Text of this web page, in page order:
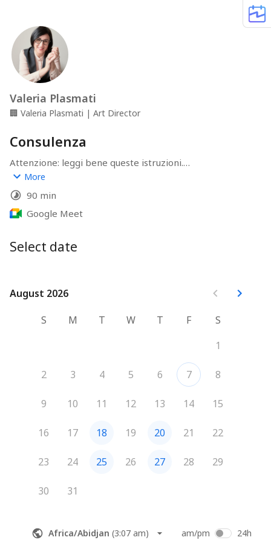
Valeria Plasmati
🏢 Valeria Plasmati | Art Director
Consulenza
Attenzione: leggi bene queste istruzioni.
Compila il form nel modo più esaustivo possibile, così
potremo ottimizzare al massimo il nostro tempo
insieme.
Il valore della consulenza è di 150€. Nel momento in cui
fisserai la data per la nostra consulenza, riceverai da
La consulenza sarà confermata solo a pagamento
ricevuto.
More
90 min
Google Meet
Select date
August 2026
August 2026
S
M T W T F
S
1
2 3 4 5 6 7 8
9 10 11 12 13 14 15
16 17 18 19 20 21 22
23 24 25 26 27 28 29
30 31
Africa/Abidjan (3:07 am) am/pm 24h